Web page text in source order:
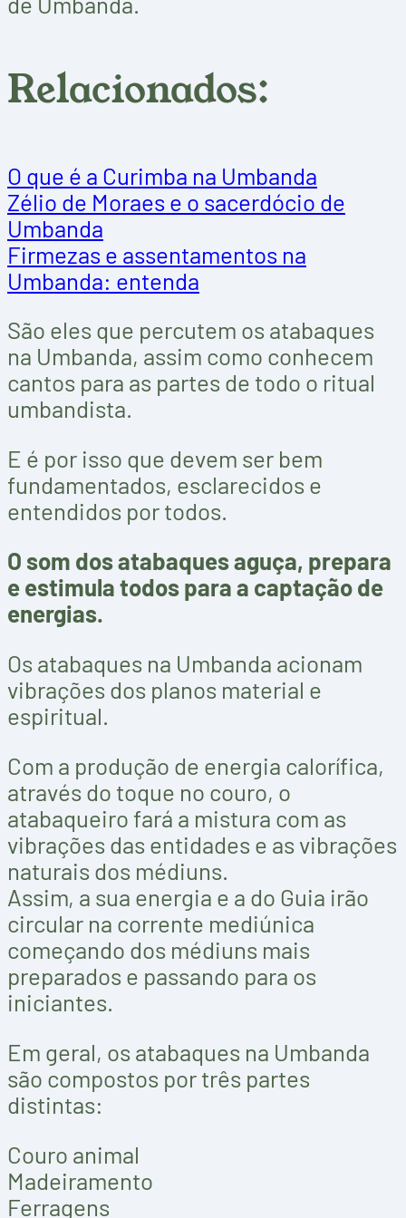
Relacionados:
O que é a Curimba na Umbanda
Zélio de Moraes e o sacerdócio de
Umbanda
Firmezas e assentamentos na
Umbanda: entenda
São eles que percutem os atabaques
na Umbanda, assim como conhecem
cantos para as partes de todo o ritual
umbandista.
E é por isso que devem ser bem
fundamentados, esclarecidos e
entendidos por todos.
O som dos atabaques aguça, prepara
e estimula todos para a captação de
energias.
Os atabaques na Umbanda acionam
vibrações dos planos material e
espiritual.
Com a produção de energia calorífica,
através do toque no couro, o
atabaqueiro fará a mistura com as
vibrações das entidades e as vibrações
naturais dos médiuns.
Assim, a sua energia e a do Guia irão
circular na corrente mediúnica
começando dos médiuns mais
preparados e passando para os
iniciantes.
Em geral, os atabaques na Umbanda
são compostos por três partes
distintas:
Couro animal
Madeiramento
Ferragens